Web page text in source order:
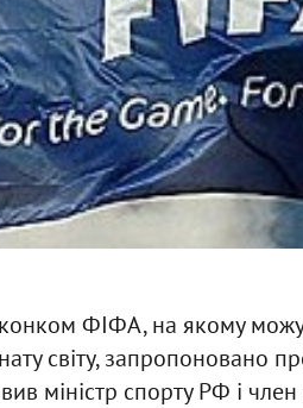
ФІФА, на якому
світу, запропоновано
міністр спорту РФ і